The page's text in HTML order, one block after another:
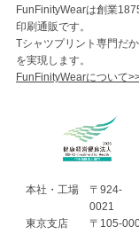
FunFinityWearは創業
印刷通販です。
Tシャツプリント専門だ
を実現します。
FunFinityWearについて
本社・工場
〒924-
0021
東京支店 〒105-